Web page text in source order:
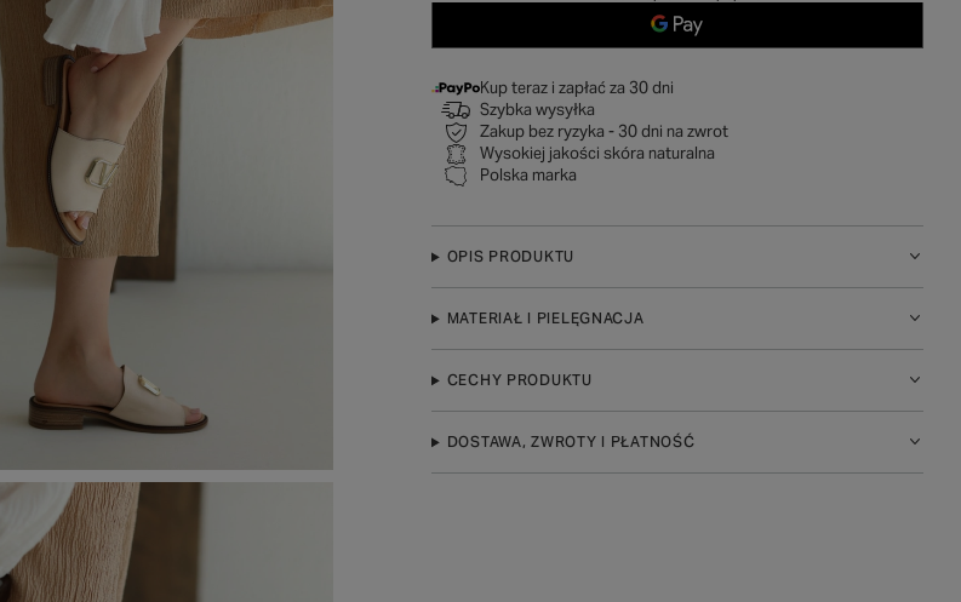
Kup teraz i zapłać za 30 dni
Szybka wysyłka
Zakup bez ryzyka - 30 dni na zwrot
Wysokiej jakości skóra naturalna
Polska marka
OPIS PRODUKTU
MATERIAŁ I PIELĘGNACJA
CECHY PRODUKTU
DOSTAWA, ZWROTY I PŁATNOŚĆ